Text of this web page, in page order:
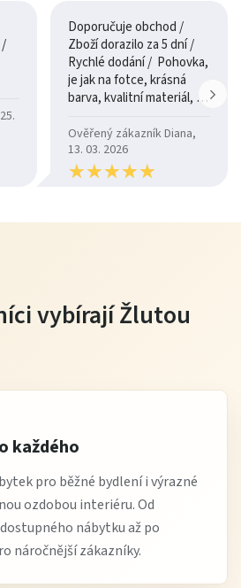
/
Doporučuje obchod /
Zboží dorazilo za 5 dní /
Rychlé dodání / Pohovka,
je jak na fotce, krásná
barva, kvalitní materiál, a
Ověřený zákazník Diana,
13. 03. 2026
★★★★★
★★★★★
vybírají Žlutou
každého
pro běžné bydlení i výrazné
ozdobou interiéru. Od
nábytku až po
náročnější zákazníky.